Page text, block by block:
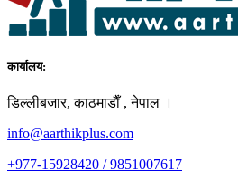
कार्यालय:
डिल्लीबजार, काठमाडाैँ , नेपाल ।
info@aarthikplus.com
+977-15928420 / 9851007617